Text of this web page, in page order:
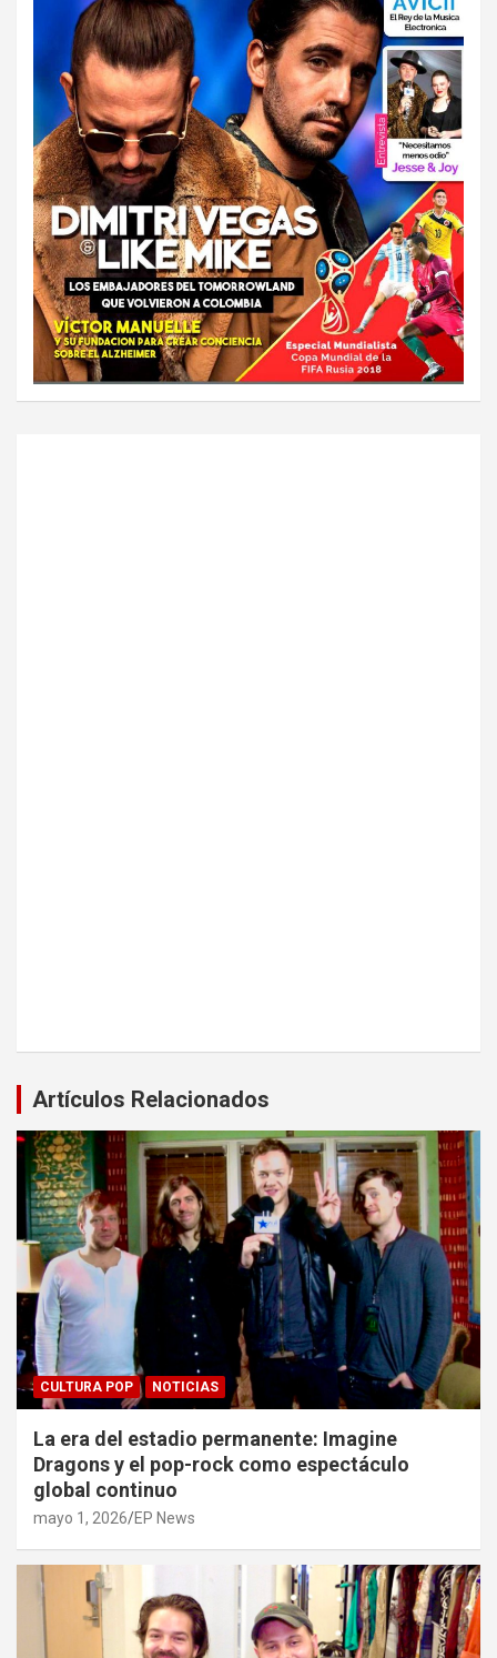
Artículos Relacionados
CULTURA POP NOTICIAS
La era del estadio permanente: Imagine
Dragons y el pop-rock como espectáculo
global continuo
mayo 1, 2026 EP News